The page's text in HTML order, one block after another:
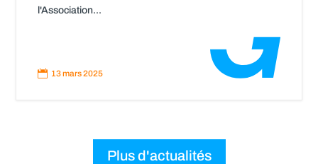
l'Association...
Read
More
 13 mars 2025
Plus d'actualités